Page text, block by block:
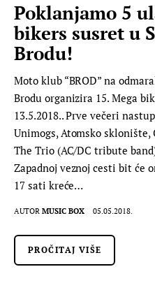
Poklanjamo 5
bikers susret u
Brodu!
Moto klub “BROD” na
Brodu organizira 15. Mega
13.5.2018.. Prve večeri
Unimogs, Atomsko sklonište,
The Trio (AC/DC tribute
Zapadnoj veznoj cesti bit će
17 sati kreće…
AUTOR MUSIC BOX 05.05.2018.
PROČITAJ VIŠE